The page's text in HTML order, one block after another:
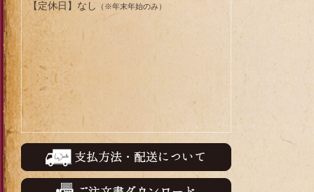
【定休日】なし
（※年末年始のみ）